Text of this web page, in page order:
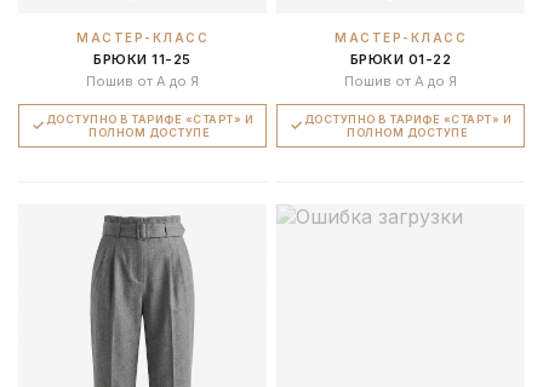
МАСТЕР-КЛАСС
БРЮКИ 11-25
Пошив от А до Я
ДОСТУПНО В ТАРИФЕ «СТАРТ» И
ПОЛНОМ ДОСТУПЕ
МАСТЕР-КЛАСС
БРЮКИ 01-22
Пошив от А до Я
ДОСТУПНО В ТАРИФЕ «СТАРТ» И
ПОЛНОМ ДОСТУПЕ